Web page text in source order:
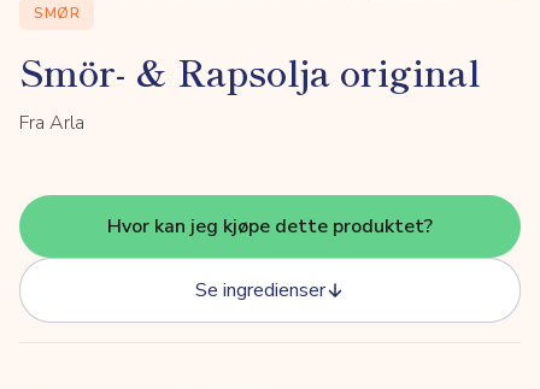
SMØR
Smör- & Rapsolja original
Fra Arla
Hvor kan jeg kjøpe dette produktet?
Se ingredienser